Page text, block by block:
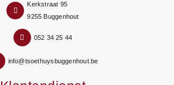
Kerkstraat 95
9255 Buggenhout
052 34 25 44
info@tsoethuysbuggenhout.be